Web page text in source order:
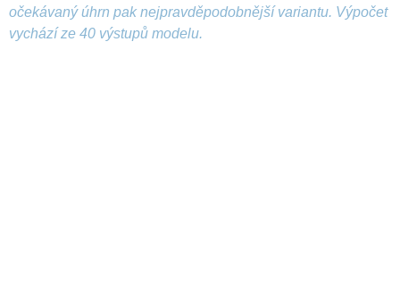
očekávaný úhrn pak nejpravděpodobnější variantu. Výpočet
vychází ze 40 výstupů modelu.